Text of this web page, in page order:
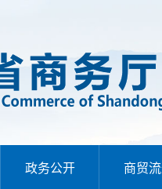
政务公开 商贸